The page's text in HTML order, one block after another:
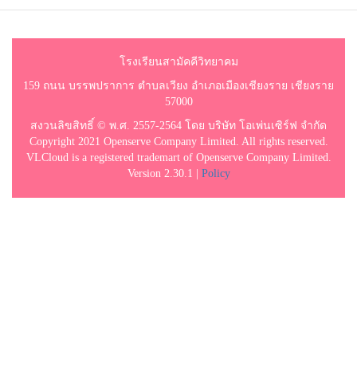
โรงเรียนสามัคคีวิทยาคม
159 ถนน บรรพปราการ ตำบลเวียง อำเภอเมืองเชียงราย เชียงราย
57000
สงวนลิขสิทธิ์ © พ.ศ. 2557-2564 โดย บริษัท โอเพ่นเซิร์ฟ จำกัด
Copyright 2021 Openserve Company Limited. All rights reserved.
VLCloud is a registered trademart of Openserve Company Limited.
Version 2.30.1 | Policy